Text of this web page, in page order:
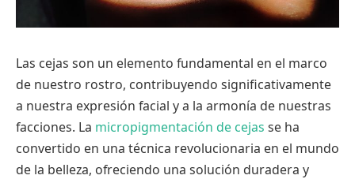
Las cejas son un elemento fundamental en el marco
de nuestro rostro, contribuyendo significativamente
a nuestra expresión facial y a la armonía de nuestras
facciones. La micropigmentación de cejas se ha
convertido en una técnica revolucionaria en el mundo
de la belleza, ofreciendo una solución duradera y